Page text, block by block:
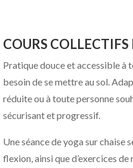
COURS
Pratique douce et accessible à
besoin de se mettre au sol.
réduite ou à toute personne
sécurisant et progressif.
Une séance de yoga sur chaise
flexion, ainsi que d’exercices